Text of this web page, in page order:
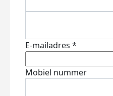
E-mailadres *
Mobiel nummer